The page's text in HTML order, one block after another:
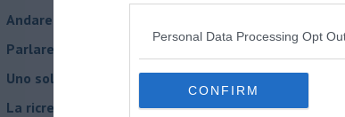
Personal Data Processing Opt
CONFIRM
Andare oltre lo specchio
Parlare con la televisione
Uno solo al comando?
La ricreazione è finita